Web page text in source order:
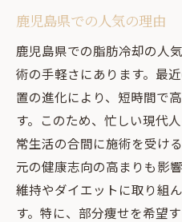
脂肪冷却で得られ
目標達成に向けた
効果を実感するた
施術後のライフス
体型改善のための
地域で人気の体型
脂肪冷却の専門家が
専門家インタビ
鹿児島県での人気の理由
鹿児島県での脂肪冷却の人
術の手軽さにあります。最
置の進化により、短時間で
す。このため、忙しい現代
常生活の合間に施術を受け
元の健康志向の高まりも影
維持やダイエットに取り組
す。特に、部分痩せを希望